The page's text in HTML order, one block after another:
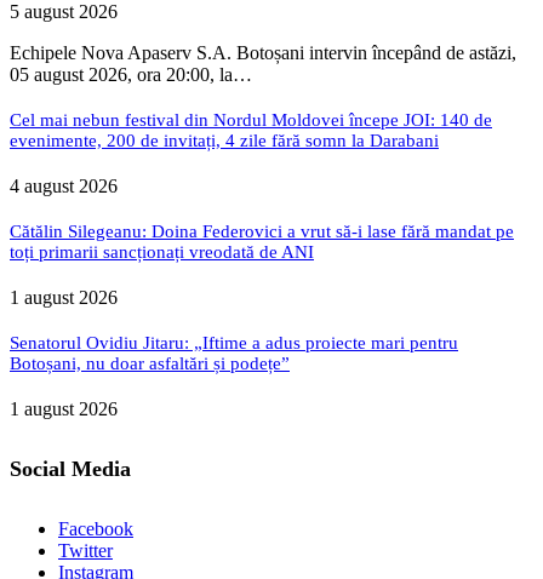
5 august 2026
Echipele Nova Apaserv S.A. Botoșani intervin începând de astăzi,
05 august 2026, ora 20:00, la…
Cel mai nebun festival din Nordul Moldovei începe JOI: 140 de
evenimente, 200 de invitați, 4 zile fără somn la Darabani
4 august 2026
Cătălin Silegeanu: Doina Federovici a vrut să-i lase fără mandat pe
toți primarii sancționați vreodată de ANI
1 august 2026
Senatorul Ovidiu Jitaru: „Iftime a adus proiecte mari pentru
Botoșani, nu doar asfaltări și podețe”
1 august 2026
Social Media
Facebook
Twitter
Instagram